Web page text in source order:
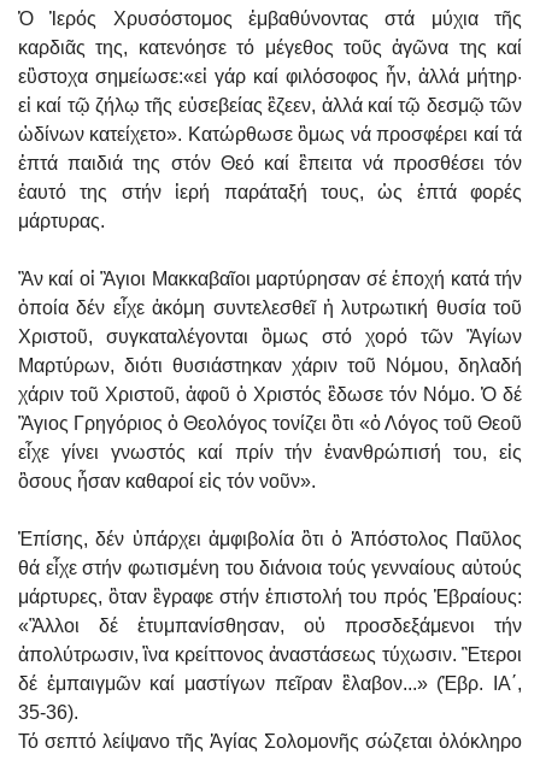
Ὁ Ἱερός Χρυσόστομος ἐμβαθύνοντας στά μύχια τῆς
καρδιᾶς της, κατενόησε τό μέγεθος τοῦς ἀγῶνα της καί
εὒστοχα σημείωσε:«εἰ γάρ καί φιλόσοφος ἦν, ἀλλά μήτηρ·
εἰ καί τῷ ζήλῳ τῆς εὐσεβείας ἒζεεν, ἀλλά καί τῷ δεσμῷ τῶν
ὠδίνων κατείχετο». Κατώρθωσε ὃμως νά προσφέρει καί τά
ἑπτά παιδιά της στόν Θεό καί ἒπειτα νά προσθέσει τόν
ἑαυτό της στήν ἱερή παράταξή τους, ὡς ἑπτά φορές
μάρτυρας.
Ἂν καί οἱ Ἃγιοι Μακκαβαῖοι μαρτύρησαν σέ ἐποχή κατά τήν
ὁποία δέν εἶχε ἀκόμη συντελεσθεῖ ἡ λυτρωτική θυσία τοῦ
Χριστοῦ, συγκαταλέγονται ὃμως στό χορό τῶν Ἃγίων
Μαρτύρων, διότι θυσιάστηκαν χάριν τοῦ Νόμου, δηλαδή
χάριν τοῦ Χριστοῦ, ἀφοῦ ὁ Χριστός ἒδωσε τόν Νόμο. Ὁ δέ
Ἃγιος Γρηγόριος ὁ Θεολόγος τονίζει ὃτι «ὁ Λόγος τοῦ Θεοῦ
εἶχε γίνει γνωστός καί πρίν τήν ἐνανθρώπισή του, εἰς
ὃσους ἦσαν καθαροί εἰς τόν νοῦν».
Ἐπίσης, δέν ὑπάρχει ἀμφιβολία ὃτι ὁ Ἀπόστολος Παῦλος
θά εἶχε στήν φωτισμένη του διάνοια τούς γενναίους αὐτούς
μάρτυρες, ὃταν ἒγραφε στήν ἐπιστολή του πρός Ἑβραίους:
«Ἂλλοι δέ ἐτυμπανίσθησαν, οὐ προσδεξάμενοι τήν
ἀπολύτρωσιν, ἳνα κρείττονος ἀναστάσεως τύχωσιν. Ἒτεροι
δέ ἐμπαιγμῶν καί μαστίγων πεῖραν ἒλαβον...» (Ἑβρ. ΙΑ΄,
35-36).
Τό σεπτό λείψανο τῆς Ἁγίας Σολομονῆς σώζεται ὁλόκληρο